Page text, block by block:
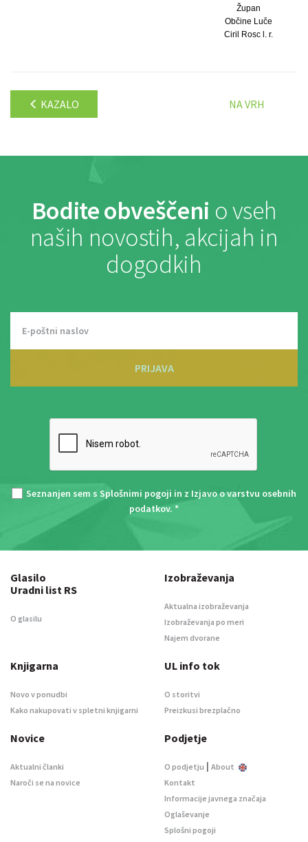
Župan
Občine Luče
Ciril Rosc l. r.
KAZALO NA VRH
Bodite obveščeni o vseh
naših novostih, akcijah in
dogodkih
PRIJAVA
Seznanjen sem s Splošnimi pogoji in z Izjavo o varstvu osebnih
podatkov. *
Glasilo
Uradni list RS
O glasilu
Izobraževanja
Aktualna izobraževanja
Izobraževanja po meri
Najem dvorane
Knjigarna
Novo v ponudbi
Kako nakupovati v spletni knjigarni
UL info tok
O storitvi
Preizkusi brezplačno
Novice
Aktualni članki
Naroči se na novice
Podjetje
O podjetju | About
Kontakt
Informacije javnega značaja
Oglaševanje
Splošni pogoji